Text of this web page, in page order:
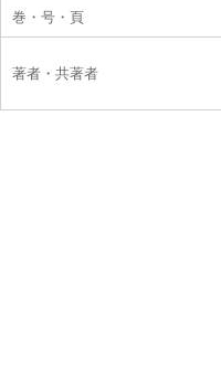
巻・号・頁
著者・共著者